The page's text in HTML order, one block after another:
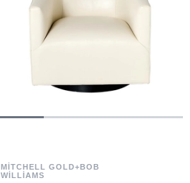
MITCHELL GOLD+BOB
WILLIAMS